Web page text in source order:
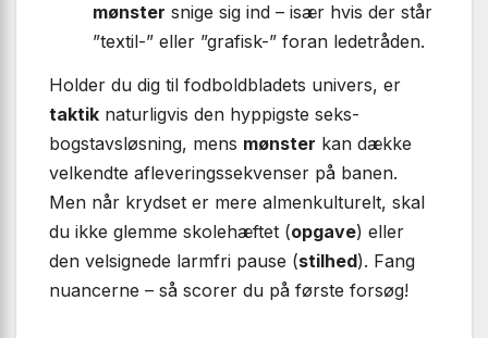
mønster snige sig ind – især hvis der står
”textil-” eller ”grafisk-” foran ledetråden.
Holder du dig til fodboldbladets univers, er
taktik naturligvis den hyppigste seks-
bogstavsløsning, mens mønster kan dække
velkendte afleverings­sekvenser på banen.
Men når krydset er mere almenkulturelt, skal
du ikke glemme skolehæftet (opgave) eller
den velsignede larmfri pause (stilhed). Fang
nuancerne – så scorer du på første forsøg!